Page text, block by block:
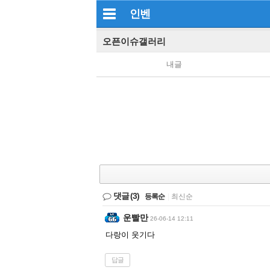
인벤
오픈이슈갤러리
내글
댓글(3) 등록순 최신순
운빨만 26-06-14 12:11
다랑이 웃기다
답글